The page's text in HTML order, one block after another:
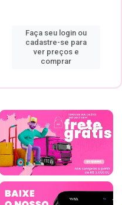
Faça seu login ou
cadastre-se para
ver preços e
comprar